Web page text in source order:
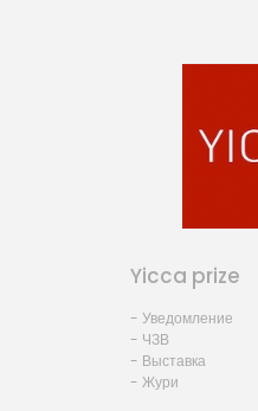
Yicca prize
- Уведомление
- ЧЗВ
- Выставка
- Жури